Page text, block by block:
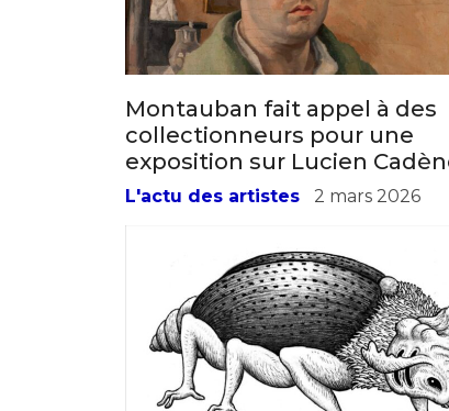
Montauban fait appel à des
collectionneurs pour une
exposition sur Lucien Cadène